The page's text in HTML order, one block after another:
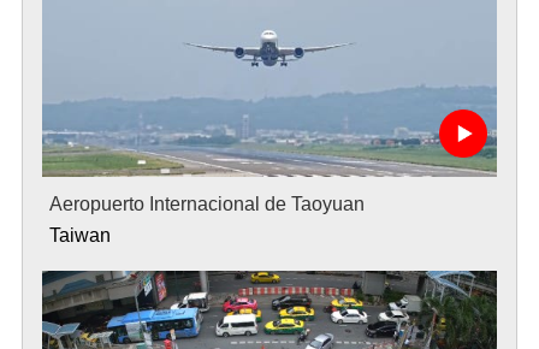
Aeropuerto Internacional de Taoyuan
Taiwan